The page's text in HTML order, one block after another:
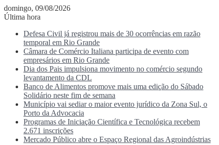
domingo, 09/08/2026
Última hora
Defesa Civil já registrou mais de 30 ocorrências em razão
temporal em Rio Grande
Câmara de Comércio Italiana participa de evento com
empresários em Rio Grande
Dia dos Pais impulsiona movimento no comércio segundo
levantamento da CDL
Banco de Alimentos promove mais uma edição do Sábado
Solidário neste fim de semana
Município vai sediar o maior evento jurídico da Zona Sul, o
Porto da Advocacia
Programas de Iniciação Científica e Tecnológica recebem
2.671 inscrições
Mercado Público abre o Espaço Regional das Agroindústrias